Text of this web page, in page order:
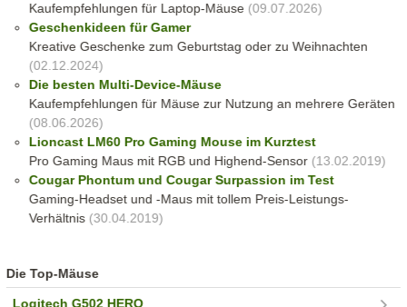
Kaufempfehlungen für Laptop-Mäuse (09.07.2026)
Geschenkideen für Gamer
Kreative Geschenke zum Geburtstag oder zu Weihnachten
(02.12.2024)
Die besten Multi-Device-Mäuse
Kaufempfehlungen für Mäuse zur Nutzung an mehrere Geräten
(08.06.2026)
Lioncast LM60 Pro Gaming Mouse im Kurztest
Pro Gaming Maus mit RGB und Highend-Sensor(13.02.2019)
Cougar Phontum und Cougar Surpassion im Test
Gaming-Headset und -Maus mit tollem Preis-Leistungs-
Verhältnis (30.04.2019)
Die Top-Mäuse
Logitech G502 HERO